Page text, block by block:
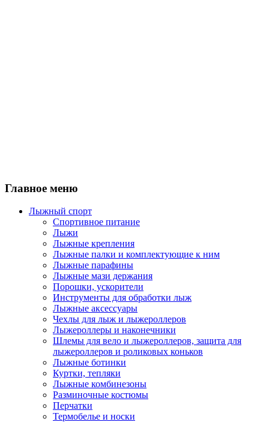
Главное меню
Лыжный спорт
Спортивное питание
Лыжи
Лыжные крепления
Лыжные палки и комплектующие к ним
Лыжные парафины
Лыжные мази держания
Порошки, ускорители
Инструменты для обработки лыж
Лыжные аксессуары
Чехлы для лыж и лыжероллеров
Лыжероллеры и наконечники
Шлемы для вело и лыжероллеров, защита для
лыжероллеров и роликовых коньков
Лыжные ботинки
Куртки, тепляки
Лыжные комбинезоны
Разминочные костюмы
Перчатки
Термобелье и носки